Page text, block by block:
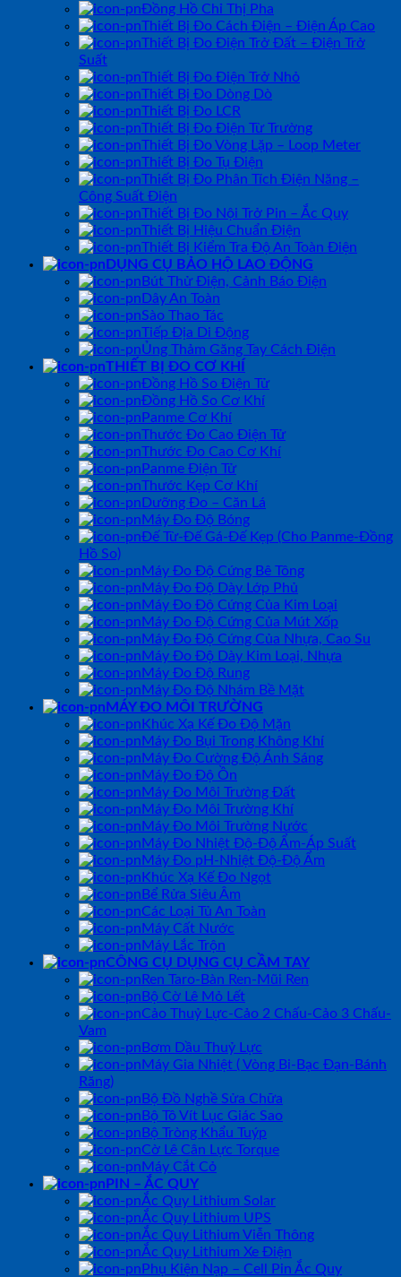
Đồng Hồ Chỉ Thị Pha
Thiết Bị Đo Cách Điện – Điện Áp Cao
Thiết Bị Đo Điện Trở Đất – Điện Trở
Suất
Thiết Bị Đo Điện Trở Nhỏ
Thiết Bị Đo Dòng Dò
Thiết Bị Đo LCR
Thiết Bị Đo Điện Từ Trường
Thiết Bị Đo Vòng Lặp – Loop Meter
Thiết Bị Đo Tụ Điện
Thiết Bị Đo Phân Tích Điện Năng –
Công Suất Điện
Thiết Bị Đo Nội Trở Pin – Ắc Quy
Thiết Bị Hiệu Chuẩn Điện
Thiết Bị Kiểm Tra Độ An Toàn Điện
DỤNG CỤ BẢO HỘ LAO ĐỘNG
Bút Thử Điện, Cảnh Báo Điện
Dây An Toàn
Sào Thao Tác
Tiếp Địa Di Động
Ủng Thảm Găng Tay Cách Điện
THIẾT BỊ ĐO CƠ KHÍ
Đồng Hồ So Điện Tử
Đồng Hồ So Cơ Khí
Panme Cơ Khí
Thước Đo Cao Điện Tử
Thước Đo Cao Cơ Khí
Panme Điện Tử
Thước Kẹp Cơ Khí
Dưỡng Đo – Căn Lá
Máy Đo Độ Bóng
Đế Từ-Đế Gá-Đế Kẹp (Cho Panme-Đồng
Hồ So)
Máy Đo Độ Cứng Bê Tông
Máy Đo Độ Dày Lớp Phủ
Máy Đo Độ Cứng Của Kim Loại
Máy Đo Độ Cứng Của Mút Xốp
Máy Đo Độ Cứng Của Nhựa, Cao Su
Máy Đo Độ Dày Kim Loại, Nhựa
Máy Đo Độ Rung
Máy Đo Độ Nhám Bề Mặt
MÁY ĐO MÔI TRƯỜNG
Khúc Xạ Kế Đo Độ Mặn
Máy Đo Bụi Trong Không Khí
Máy Đo Cường Độ Ánh Sáng
Máy Đo Độ Ồn
Máy Đo Môi Trường Đất
Máy Đo Môi Trường Khí
Máy Đo Môi Trường Nước
Máy Đo Nhiệt Độ-Độ Ẩm-Áp Suất
Máy Đo pH-Nhiệt Độ-Độ Ẩm
Khúc Xạ Kế Đo Ngọt
Bể Rửa Siêu Âm
Các Loại Tủ An Toàn
Máy Cất Nước
Máy Lắc Trộn
CÔNG CỤ DỤNG CỤ CẦM TAY
Ren Taro-Bàn Ren-Mũi Ren
Bộ Cờ Lê Mỏ Lết
Cảo Thuỷ Lực-Cảo 2 Chấu-Cảo 3 Chấu-
Vam
Bơm Dầu Thuỷ Lực
Máy Gia Nhiệt ( Vòng Bi-Bạc Đạn-Bánh
Răng)
Bộ Đồ Nghề Sửa Chữa
Bộ Tô Vít Lục Giác Sao
Bộ Tròng Khẩu Tuýp
Cờ Lê Cân Lực Torque
Máy Cắt Cỏ
PIN – ẮC QUY
Ắc Quy Lithium Solar
Ắc Quy Lithium UPS
Ắc Quy Lithium Viễn Thông
Ắc Quy Lithium Xe Điện
Phụ Kiện Nạp – Cell Pin Ắc Quy